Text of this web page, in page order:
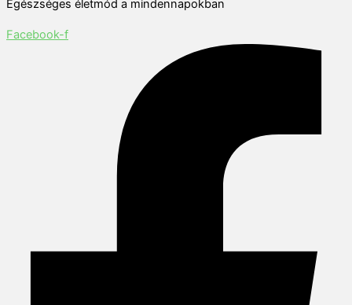
Egészséges életmód a mindennapokban
Facebook-f